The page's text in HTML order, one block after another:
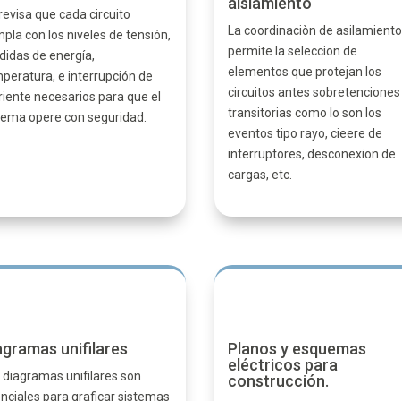
que cada circuito
con los niveles de tensión,
de energía,
e interrupción de
necesarios para que el
opere con seguridad.
La coordinaciòn de asilamiento
permite la seleccion de
elementos que protejan los
circuitos antes sobretenciones
transitorias como lo son los
eventos tipo rayo, cieere de
interruptores, desconexion de
cargas, etc.
unifilares
diagramas unifilares son
para graficar sistemas
Planos y esquemas
eléctricos para
construcción.